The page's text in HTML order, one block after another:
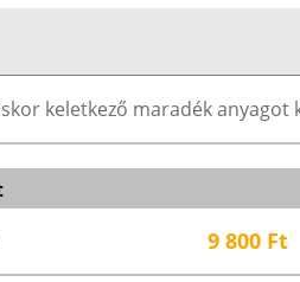
keletkező maradék anyagot
9 800Ft